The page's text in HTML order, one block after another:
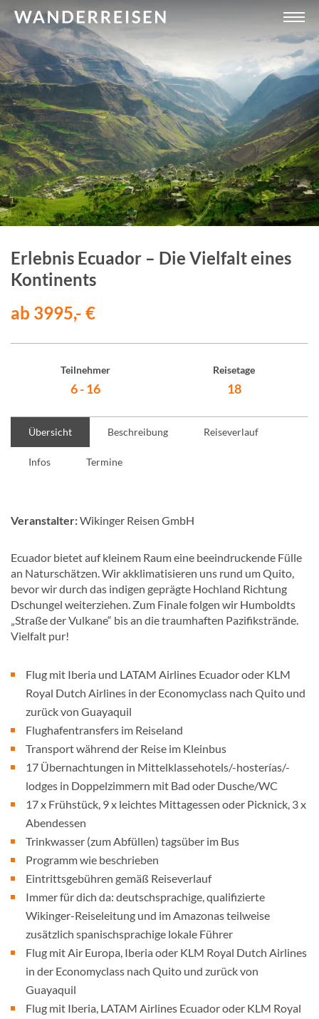
Erlebnis Ecuador – Die Vielfalt eines
Kontinents
ab 3995,- €
Teilnehmer
6 - 16
Reisetage
18
Übersicht Beschreibung Reiseverlauf
Infos Termine
Veranstalter:Wikinger Reisen GmbH
Ecuador bietet auf kleinem Raum eine beeindruckende Fülle
an Naturschätzen. Wir akklimatisieren uns rund um Quito,
bevor wir durch das indigen geprägte Hochland Richtung
Dschungel weiterziehen. Zum Finale folgen wir Humboldts
„Straße der Vulkane“ bis an die traumhaften Pazifikstrände.
Vielfalt pur!
Flug mit Iberia und LATAM Airlines Ecuador oder KLM
Royal Dutch Airlines in der Economyclass nach Quito und
zurück von Guayaquil
Flughafentransfers im Reiseland
Transport während der Reise im Kleinbus
17 Übernachtungen in Mittelklassehotels/-hosterías/-
lodges in Doppelzimmern mit Bad oder Dusche/WC
17 x Frühstück, 9 x leichtes Mittagessen oder Picknick, 3 x
Abendessen
Trinkwasser (zum Abfüllen) tagsüber im Bus
Programm wie beschrieben
Eintrittsgebühren gemäß Reiseverlauf
Immer für dich da: deutschsprachige, qualifizierte
Wikinger-Reiseleitung und im Amazonas teilweise
zusätzlich spanischsprachige lokale Führer
Flug mit Air Europa, Iberia oder KLM Royal Dutch Airlines
in der Economyclass nach Quito und zurück von
Guayaquil
Flug mit Iberia, LATAM Airlines Ecuador oder KLM Royal